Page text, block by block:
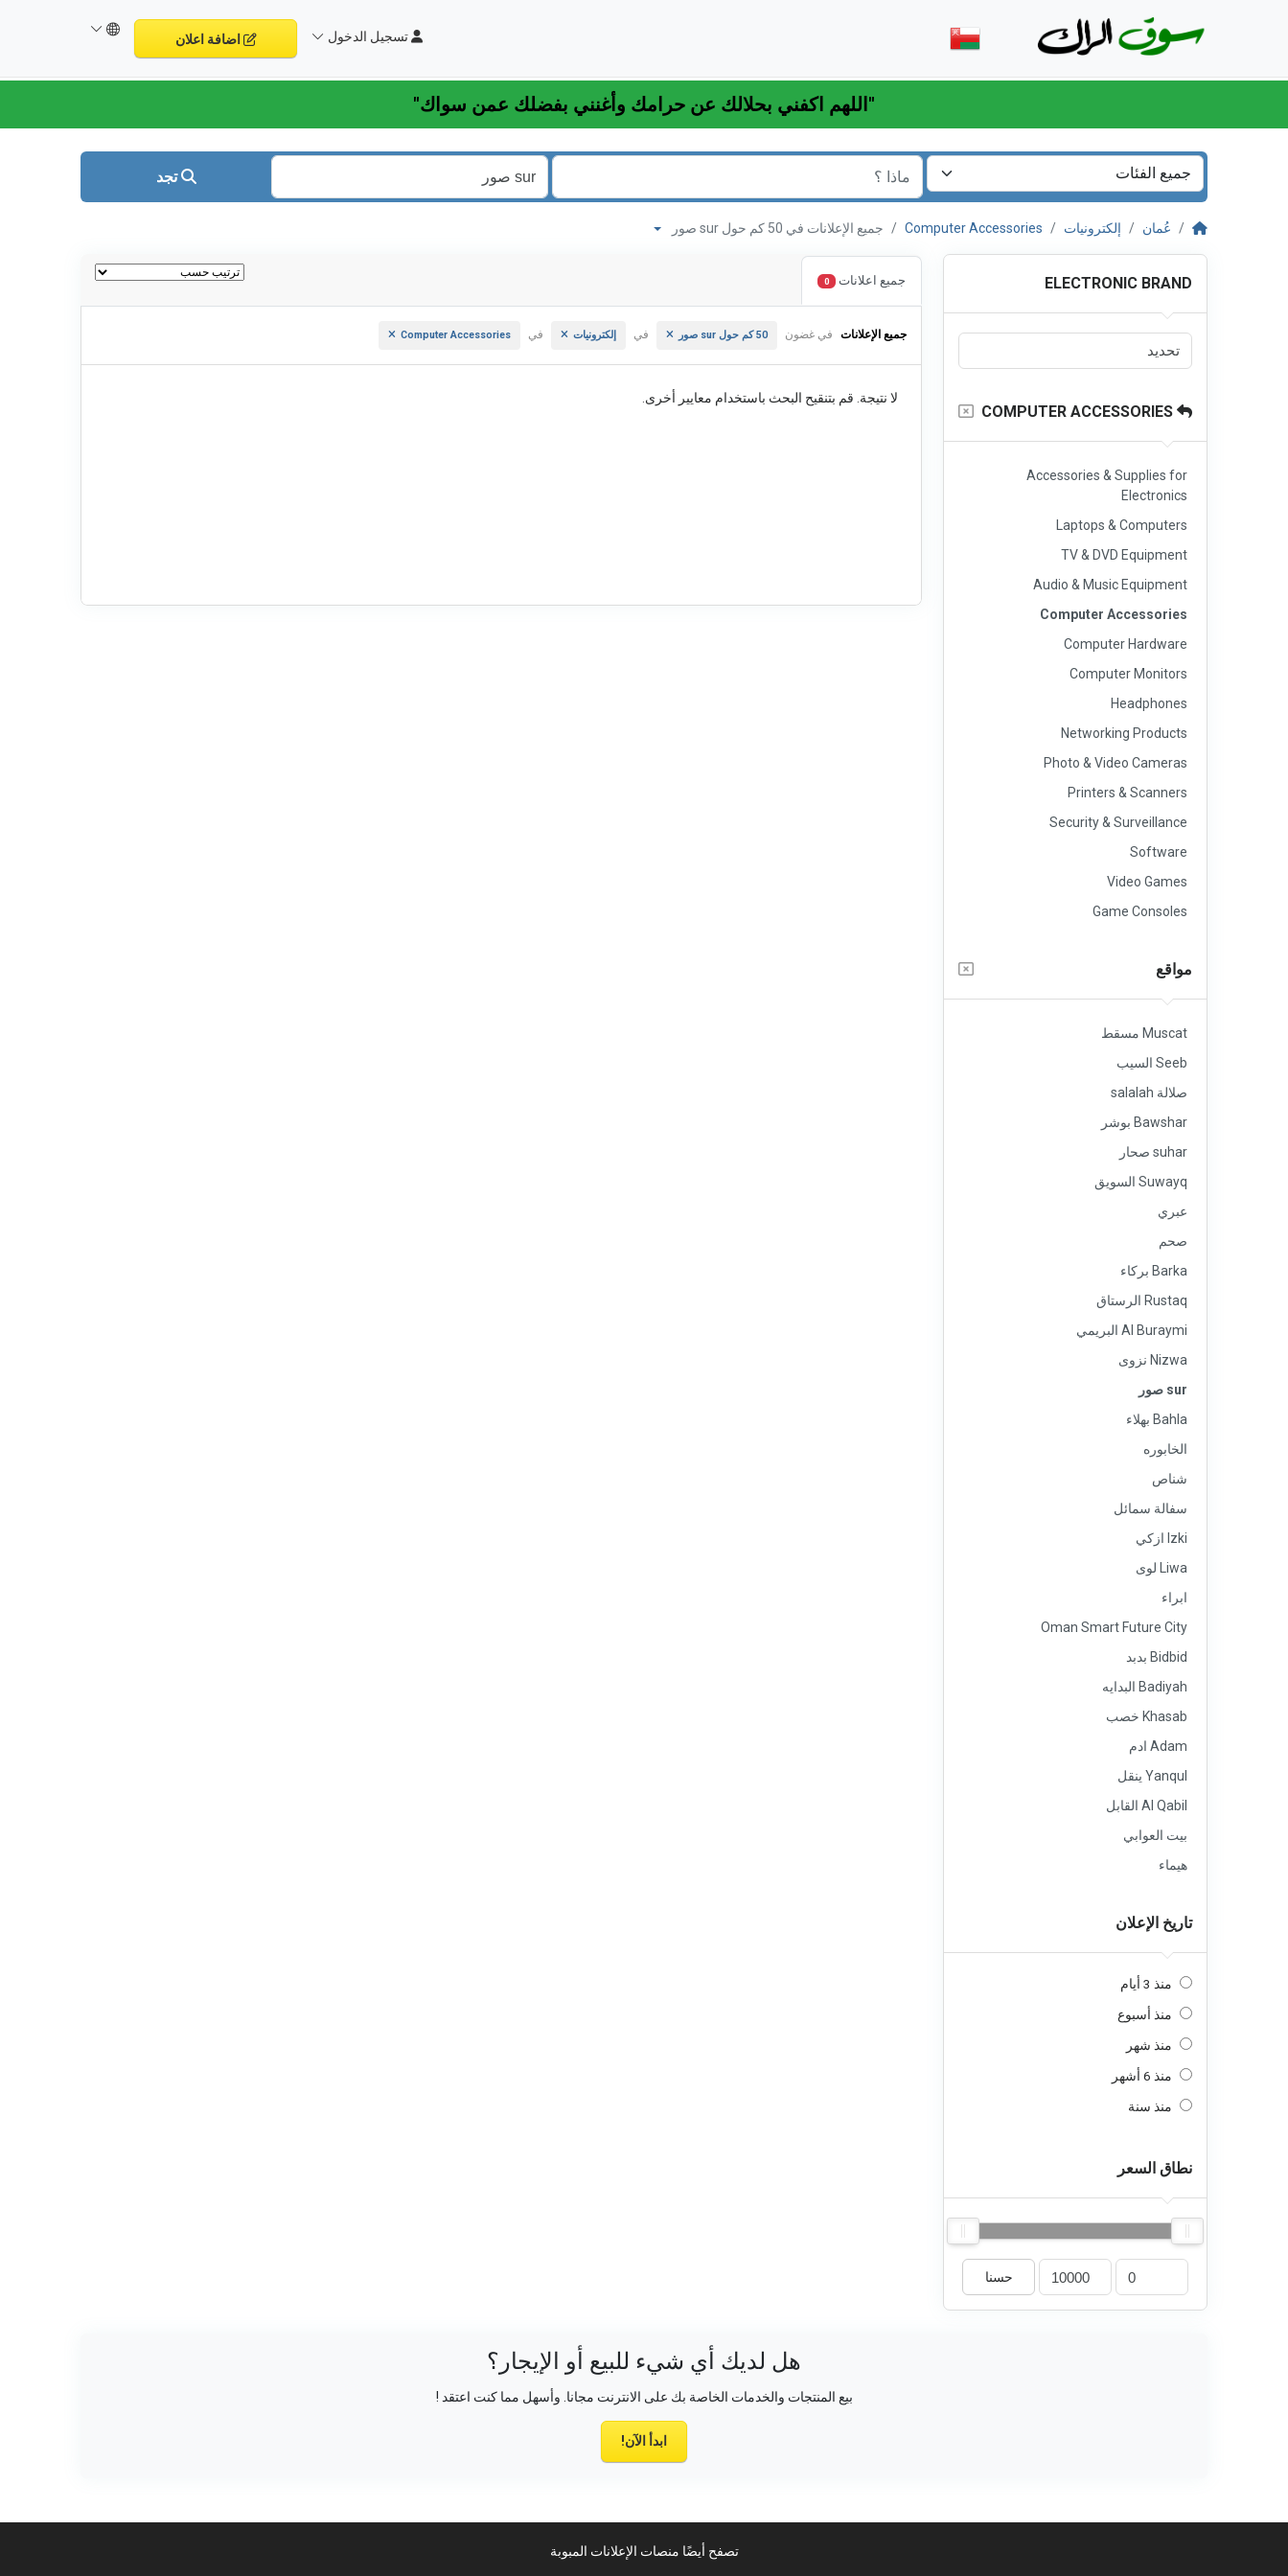
"اللهم اكفني بحلالك عن حرامك وأغنني بفضلك عمن سواك"
تسجيل الدخول اضافة اعلان
تجد
عُمان إلكترونيات Computer Accessories جميع الإعلانات في 50 كم حول sur صور
ELECTRONIC BRAND
Accessories & Supplies for
Electronics
Laptops & Computers
TV & DVD Equipment
Audio & Music Equipment
Computer Accessories
Computer Hardware
Computer Monitors
Headphones
Networking Products
Photo & Video Cameras
Printers & Scanners
Security & Surveillance
Software
Video Games
Game Consoles
مواقع
Muscat مسقط
Seeb السيب
صلالة salalah
Bawshar بوشر
suhar صحار
Suwayq السويق
عبري
صحم
Barka بركاء
Rustaq الرستاق
Al Buraymi البريمي
Nizwa نزوى
sur صور
Bahla بهلاء
الخابوره
شناص
سفالة سمائل
Izki ازكي
Liwa لوى
ابراء
Oman Smart Future City
Bidbid بدبد
Badiyah البدايه
Khasab خصب
Adam ادم
Yanqul ينقل
Al Qabil القابل
بيت العوابي
هيماء
تاريخ الإعلان
منذ 3 أيام
منذ أسبوع
منذ شهر
منذ 6 أشهر
منذ سنة
نطاق السعر
حسنا
جميع اعلانات 0
جميع الإعلانات في غضون 50 كم حول sur صور في إلكترونيات في Computer Accessories
لا نتيجة. قم بتنقيح البحث باستخدام معايير أخرى.
هل لديك أي شيء للبيع أو الإيجار؟
بيع المنتجات والخدمات الخاصة بك على الانترنت مجانا. وأسهل مما كنت اعتقد !
ابدأ الآن!
تصفح أيضًا منصات الإعلانات المبوبة